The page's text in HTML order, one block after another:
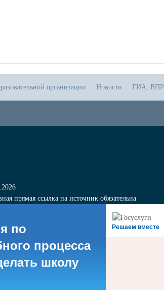
организации Новости ГИА, ВПР
прямая ссылка на источник обязательна
Решаем вместе
по
процесса
школу